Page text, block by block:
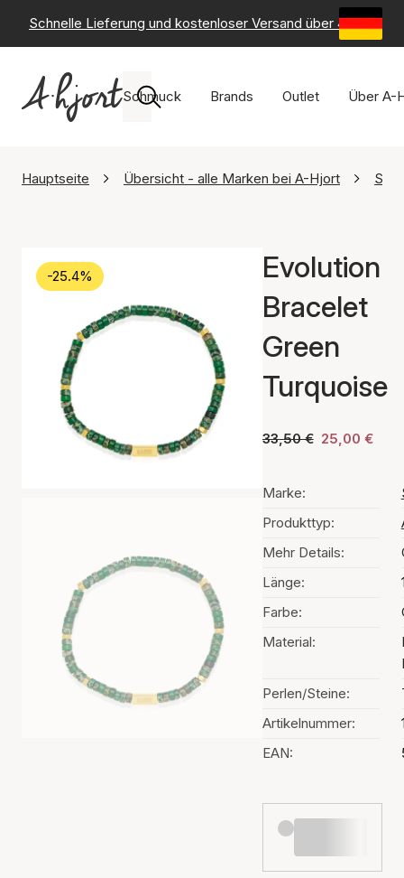
Schnelle Lieferung und kostenloser Versand über 49 € -
Schmuck Brands Outlet Über A-
Hauptseite Übersicht - alle Marken bei A-Hjort
-25.4%
Evolution
Bracelet
Green
Turquoise
33,50 € 25,00 €
Marke:
Produkttyp:
Mehr Details:
Länge:
Farbe:
Material:
Perlen/Steine:
Artikelnummer:
EAN: